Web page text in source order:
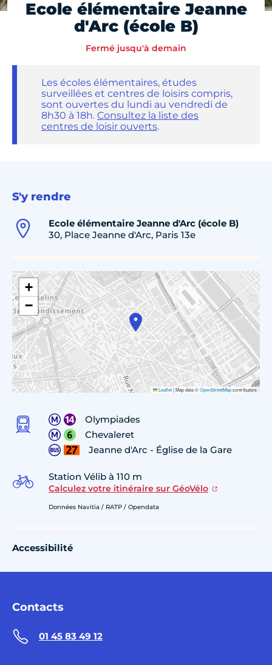
Ecole élémentaire Jeanne
d'Arc (école B)
Fermé jusqu'à demain
Les écoles élémentaires, études
surveillées et centres de loisirs compris,
sont ouvertes du lundi au vendredi de
8h30 à 18h. Consultez la liste des
centres de loisir ouverts.
S'y rendre
Ecole élémentaire Jeanne d'Arc (école B)
30, Place Jeanne d'Arc, Paris 13e
+
−
Leaflet|Map data ©OpenStreetMapcontributors
Olympiades
Chevaleret
Jeanne d'Arc - Église de la Gare
Station Vélib à 110 m
Calculez votre itinéraire sur GéoVélo
Données Navitia / RATP / Opendata
Accessibilité
Contacts
01 45 83 49 12